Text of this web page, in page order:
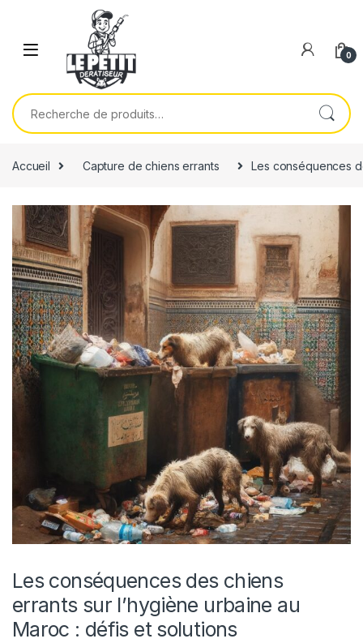
0
Recherche pour :
Accueil Capture de chiens errants Les conséquences
Les conséquences des chiens
errants sur l’hygiène urbaine au
Maroc : défis et solutions